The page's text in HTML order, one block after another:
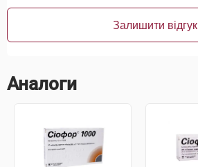
Залишити відгук
Аналоги